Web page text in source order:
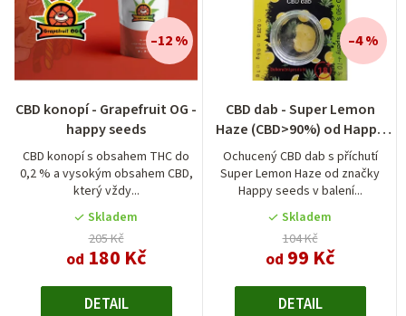
CBD konopí - Grapefruit OG -
happy seeds
CBD konopí s obsahem THC do
0,2 % a vysokým obsahem CBD,
který vždy...
Skladem
205 Kč
od 180 Kč
–12 %
DETAIL
CBD dab - Super Lemon
Haze (CBD>90%) od Happy
seeds
Ochucený CBD dab s příchutí
Super Lemon Haze od značky
Happy seeds v balení...
Skladem
104 Kč
od 99 Kč
–4 %
DETAIL